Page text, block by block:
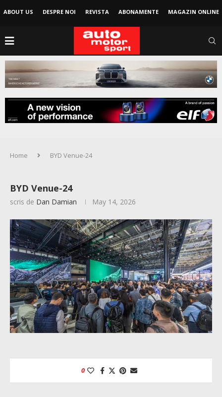
ABOUT US DESPRE NOI REVISTA ABONAMENTE MAGAZIN ONLINE
Home BYD Venue-24
BYD Venue-24
scris de Dan Damian May 14, 2026
0